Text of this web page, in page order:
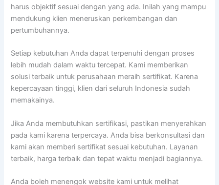
harus objektif sesuai dengan yang ada. Inilah yang mampu
mendukung klien meneruskan perkembangan dan
pertumbuhannya.
Setiap kebutuhan Anda dapat terpenuhi dengan proses
lebih mudah dalam waktu tercepat. Kami memberikan
solusi terbaik untuk perusahaan meraih sertifikat. Karena
kepercayaan tinggi, klien dari seluruh Indonesia sudah
memakainya.
Jika Anda membutuhkan sertifikasi, pastikan menyerahkan
pada kami karena terpercaya. Anda bisa berkonsultasi dan
kami akan memberi sertifikat sesuai kebutuhan. Layanan
terbaik, harga terbaik dan tepat waktu menjadi bagiannya.
Anda boleh menengok website kami untuk melihat